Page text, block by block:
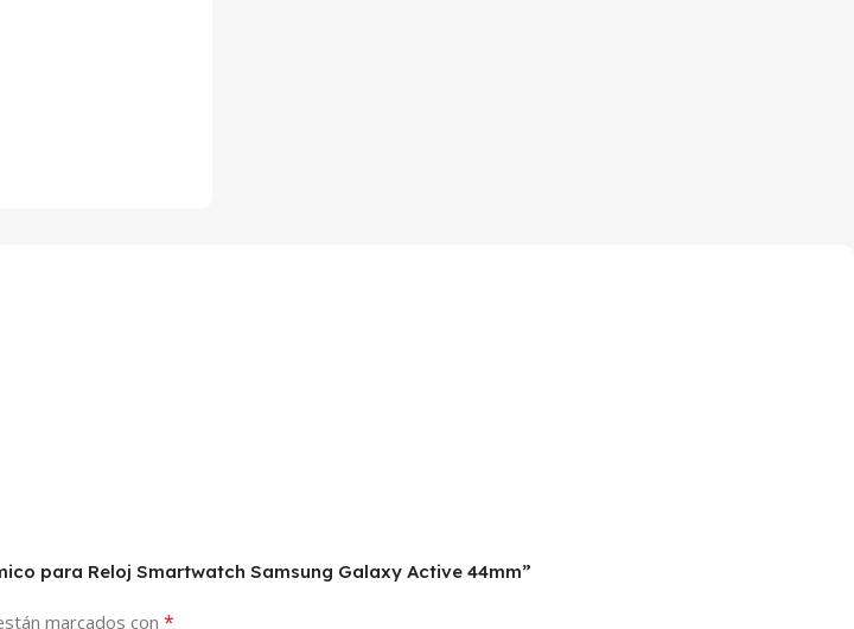
para Reloj Smartwatch Samsung Galaxy Active 44mm”
marcados con *